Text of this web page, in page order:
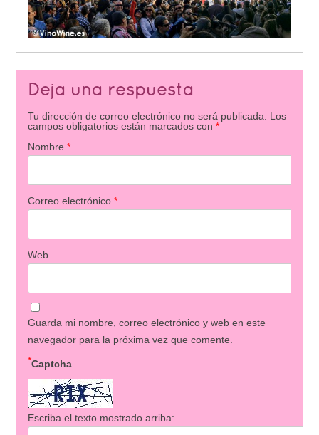
Deja una respuesta
Tu dirección de correo electrónico no será publicada.
Los
campos obligatorios están marcados con *
Nombre *
Correo electrónico *
Web
Guarda mi nombre, correo electrónico y web en este
navegador para la próxima vez que comente.
Captcha
*
Escriba el texto mostrado arriba: